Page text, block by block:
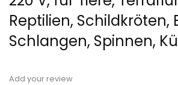
Reptilien, Schildkröten,
Schlangen, Spinnen,
Add your review